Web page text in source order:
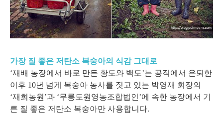
가장 질 좋은 저탄소 복숭아의 식감 그대로
‘재배 농장에서 바로 만든 황도와 백도’는 공직에서 은퇴한
이후 10년 넘게 복숭아 농사를 짓고 있는 박영재 회장의
‘재희농원’과 ‘무릉도원영농조합법인’에 속한 농장에서 기
른 질 좋은 저탄소 복숭아만 사용합니다.